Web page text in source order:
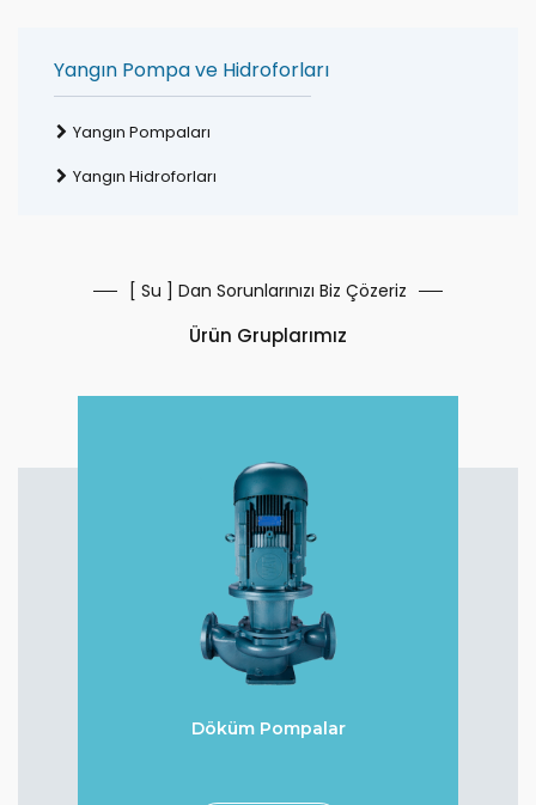
Yangın Pompa ve Hidroforları
Yangın Pompaları
Yangın Hidroforları
[ Su ] Dan Sorunlarınızı Biz Çözeriz
Ürün Gruplarımız
Döküm Pompalar